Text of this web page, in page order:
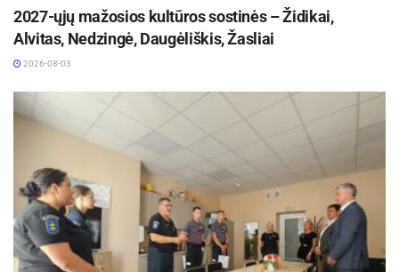
2027-ųjų mažosios kultūros sostinės – Židikai,
Alvitas, Nedzingė, Daugėliškis, Žasliai
2026-08-03